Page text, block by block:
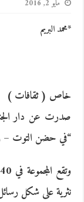
مايو 2, 2016
*محمد البريم
خاص ( ثقافات )
صدرت عن دار
“في حضن التوت –
نثرية على شكل